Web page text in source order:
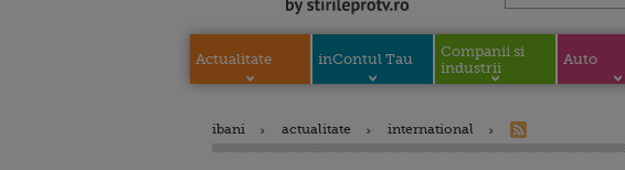
Actualitate inContul Tau
Companii si
industrii
Auto
ibani actualitate international